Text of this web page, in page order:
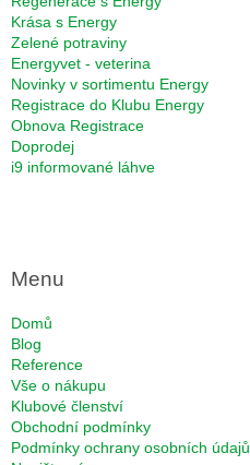
Krása s Energy
Zelené potraviny
Energyvet - veterina
Novinky v sortimentu Energy
Registrace do Klubu Energy
Obnova Registrace
Doprodej
i9 informované láhve
Menu
Domů
Blog
Reference
Vše o nákupu
Klubové členství
Obchodní podmínky
Podmínky ochrany osobních údajů